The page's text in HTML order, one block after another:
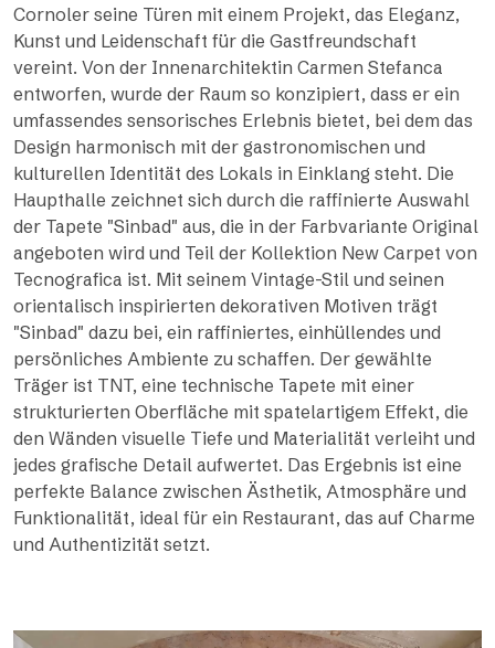
Cornoler seine Türen mit einem Projekt, das Eleganz,
Kunst und Leidenschaft für die Gastfreundschaft
vereint. Von der Innenarchitektin Carmen Stefanca
entworfen, wurde der Raum so konzipiert, dass er ein
umfassendes sensorisches Erlebnis bietet, bei dem das
Design harmonisch mit der gastronomischen und
kulturellen Identität des Lokals in Einklang steht. Die
Haupthalle zeichnet sich durch die raffinierte Auswahl
der Tapete "Sinbad" aus, die in der Farbvariante Original
angeboten wird und Teil der Kollektion New Carpet von
Tecnografica ist. Mit seinem Vintage-Stil und seinen
orientalisch inspirierten dekorativen Motiven trägt
"Sinbad" dazu bei, ein raffiniertes, einhüllendes und
persönliches Ambiente zu schaffen. Der gewählte
Träger ist TNT, eine technische Tapete mit einer
strukturierten Oberfläche mit spatelartigem Effekt, die
den Wänden visuelle Tiefe und Materialität verleiht und
jedes grafische Detail aufwertet. Das Ergebnis ist eine
perfekte Balance zwischen Ästhetik, Atmosphäre und
Funktionalität, ideal für ein Restaurant, das auf Charme
und Authentizität setzt.